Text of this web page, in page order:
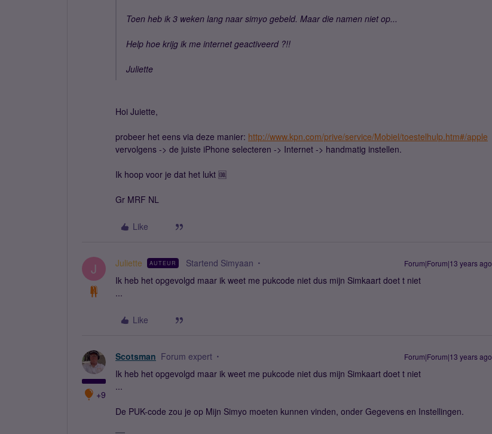
Toen heb ik 3 weken lang naar simyo gebeld. Maar die namen niet op...
Help hoe krijg ik me internet geactiveerd ?!!
Juliette
Hoi Juiette,
probeer het eens via deze manier: http://www.kpn.com/prive/service/Mobiel/toestelhulp.htm#/apple
vervolgens -> de juiste iPhone selecteren -> Internet -> handmatig instellen.
Ik hoop voor je dat het lukt 🆒
Gr MRF NL
Like
J Juliette AUTEUR Startend Simyaan Forum|Forum|13 years ago
Ik heb het opgevolgd maar ik weet me pukcode niet dus mijn Simkaart doet t niet
...
Like
+9
Scotsman Forum expert Forum|Forum|13 years ago
Ik heb het opgevolgd maar ik weet me pukcode niet dus mijn Simkaart doet t niet
...
De PUK-code zou je op Mijn Simyo moeten kunnen vinden, onder Gegevens en Instellingen.